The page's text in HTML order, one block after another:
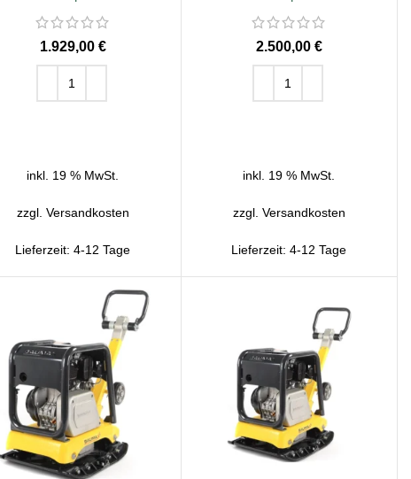
€
inkl. 19 % MwSt.
zzgl. Versandkosten
Lieferzeit:4-12 Tage
€
inkl. 19 % MwSt.
zzgl. Versandkosten
Lieferzeit:4-12 Tage